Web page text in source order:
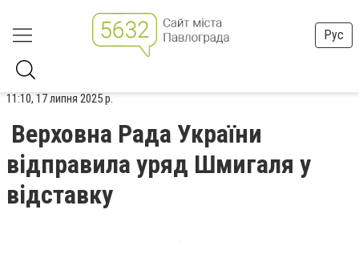
Рус
11:10, 17 липня 2025 р.
Верховна Рада України
відправила уряд Шмигаля у
відставку